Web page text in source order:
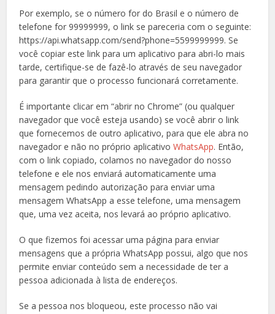
Por exemplo, se o número for do Brasil e o número de
telefone for 99999999, o link se pareceria com o seguinte:
https://api.whatsapp.com/send?phone=5599999999. Se
você copiar este link para um aplicativo para abri-lo mais
tarde, certifique-se de fazê-lo através de seu navegador
para garantir que o processo funcionará corretamente.
É importante clicar em “abrir no Chrome” (ou qualquer
navegador que você esteja usando) se você abrir o link
que fornecemos de outro aplicativo, para que ele abra no
navegador e não no próprio aplicativoWhatsApp. Então,
com o link copiado, colamos no navegador do nosso
telefone e ele nos enviará automaticamente uma
mensagem pedindo autorização para enviar uma
mensagem WhatsApp a esse telefone, uma mensagem
que, uma vez aceita, nos levará ao próprio aplicativo.
O que fizemos foi acessar uma página para enviar
mensagens que a própria WhatsApp possui, algo que nos
permite enviar conteúdo sem a necessidade de ter a
pessoa adicionada à lista de endereços.
Se a pessoa nos bloqueou, este processo não vai